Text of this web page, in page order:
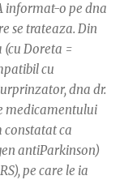
informat-o pe dna
se trateaza. Din
Doreta =
cu
dna dr.
medicamentului
constatat ca
antiParkinson)
pe care le ia